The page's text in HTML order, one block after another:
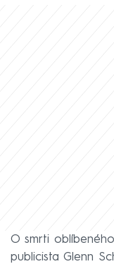
O smrti
publicista Glenn